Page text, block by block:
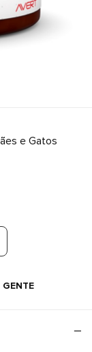
e Gatos